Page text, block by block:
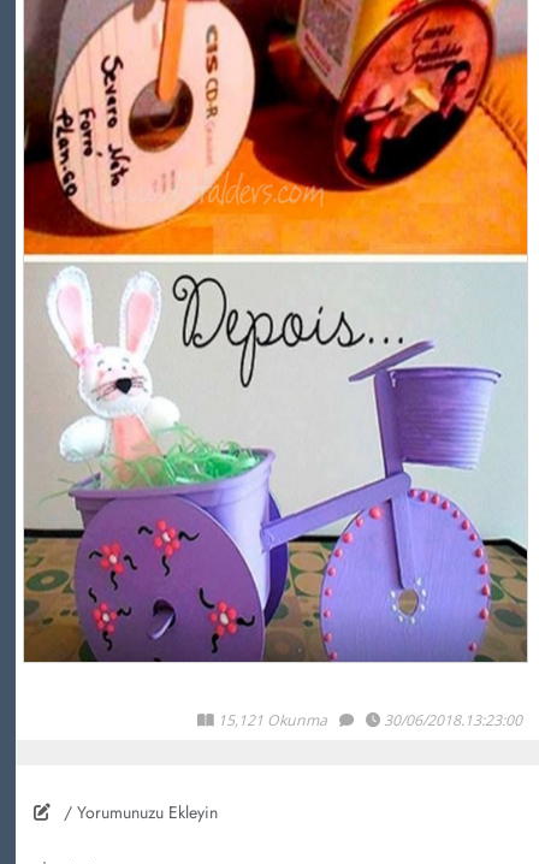
15,121 Okunma 30/06/2018.13:23:00
/ Yorumunuzu Ekleyin